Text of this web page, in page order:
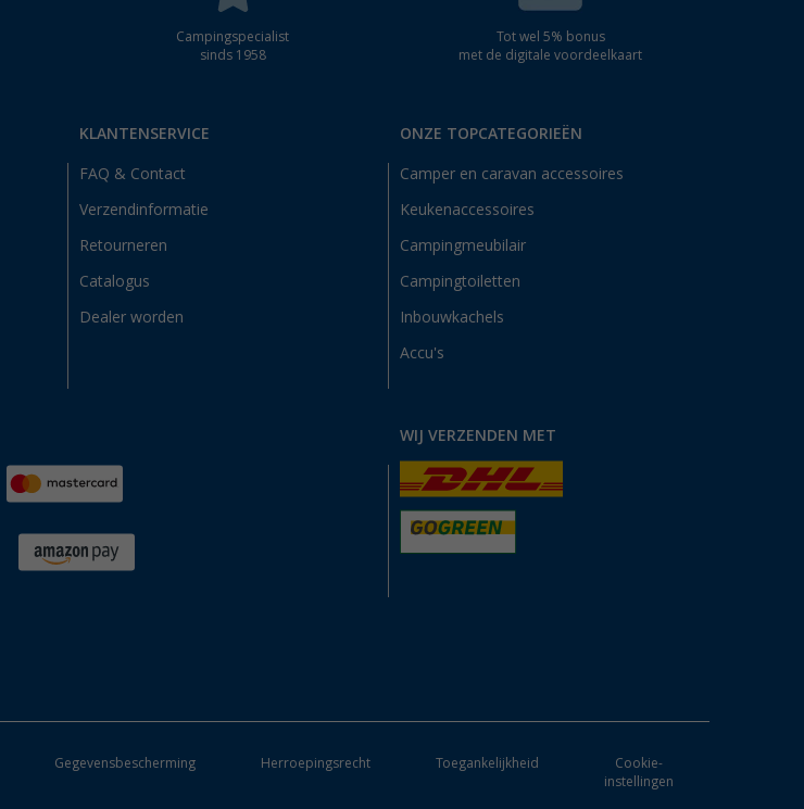
Campingspecialist
sinds 1958
Tot wel 5% bonus
met de digitale voordeelkaart
KLANTENSERVICE
FAQ & Contact
Verzendinformatie
Retourneren
Catalogus
Dealer worden
ONZE TOPCATEGORIEËN
Camper en caravan accessoires
Keukenaccessoires
Campingmeubilair
Campingtoiletten
Inbouwkachels
Accu's
WIJ VERZENDEN MET
Gegevensbescherming Herroepingsrecht Toegankelijkheid
Cookie-
instellingen